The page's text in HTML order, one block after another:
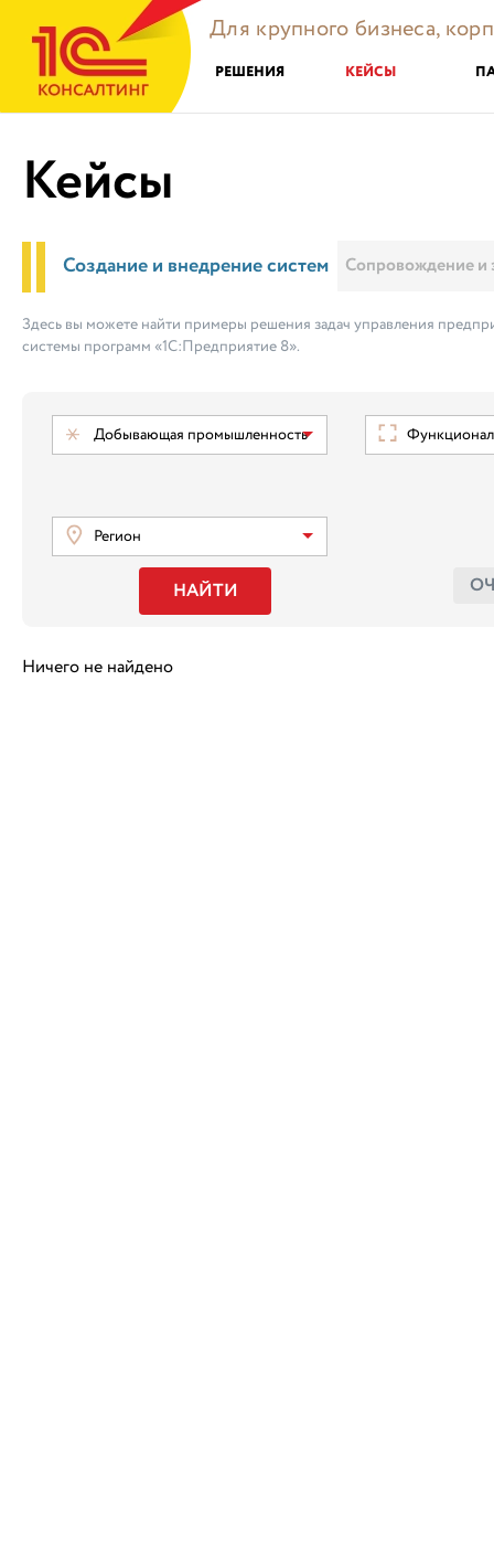
Для крупного бизнеса,
РЕШЕНИЯ КЕЙСЫ
Кейсы
Создание и внедрение систем Сопровождение и
Здесь вы можете найти примеры решения задач управления
системы программ «1С:Предприятие 8».
Добывающая промышленность
Регион
НАЙТИ
Ничего не найдено